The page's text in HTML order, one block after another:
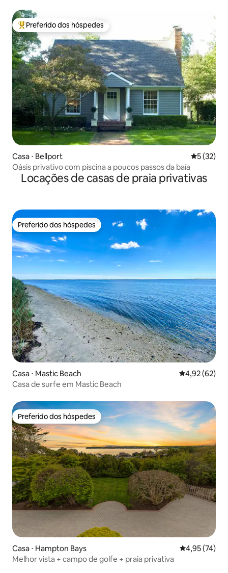
Entre os melhores preferidos dos hóspedes
Preferido dos hóspedes
Casa ⋅ Bellport 5 de uma
5 (32)
Oásis privativo com piscina a poucos passos da baía
Locações de casas de praia privativas
Preferido dos hóspedes
Preferido dos hóspedes
Casa ⋅ Mastic Beach 4,92 de uma
4,92 (62)
Casa de surfe em Mastic Beach
Preferido dos hóspedes
Preferido dos hóspedes
Casa ⋅ Hampton Bays 4,95 de uma
4,95 (74)
Melhor vista + campo de golfe + praia privativa